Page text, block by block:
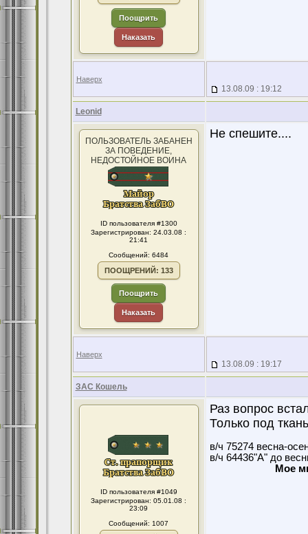
Поощрить
Наказать
Наверх
13.08.09 : 19:12
Leonid
ПОЛЬЗОВАТЕЛЬ ЗАБАНЕН
ЗА ПОВЕДЕНИЕ,
НЕДОСТОЙНОЕ ВОИНА
ID пользователя #1300
Зарегистрирован: 24.03.08 :
21:41
Сообщений: 6484
ПООЩРЕНИЙ: 133
Поощрить
Наказать
Не спешите....
Наверх
13.08.09 : 19:17
ЗАС Кошель
ID пользователя #1049
Зарегистрирован: 05.01.08 :
23:09
Сообщений: 1007
Раз вопрос
Только под
в/ч 75274 весна-
в/ч 64436"А" до
Мое